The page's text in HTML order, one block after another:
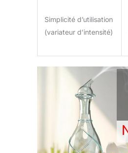
Simplicité d’utilisation
(variateur d’intensité)